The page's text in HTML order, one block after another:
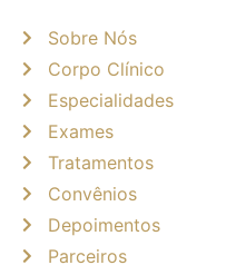
Sobre Nós
Corpo Clínico
Especialidades
Exames
Tratamentos
Convênios
Depoimentos
Parceiros